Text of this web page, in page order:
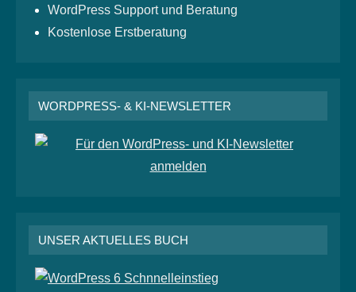
WordPress Support und Beratung
Kostenlose Erstberatung
WORDPRESS- & KI-NEWSLETTER
UNSER AKTUELLES BUCH